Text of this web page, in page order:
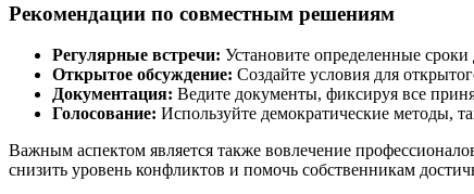
Рекомендации по совместным решениям
Регулярные встречи: Установите определенные
Открытое обсуждение: Создайте условия для
Документация: Ведите документы, фиксируя все
Голосование: Используйте демократические методы,
Важным аспектом является также вовлечение
снизить уровень конфликтов и помочь собственникам